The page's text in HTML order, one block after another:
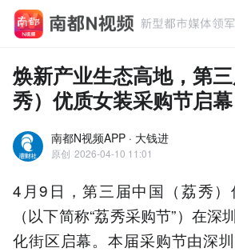
焕新产业生态高地，第
秀）优质女装采购节启幕
南都N视频APP · 大钱进
原创 2026-04-10 11:01
4月9日，第三届中国（荔秀
（以下简称“荔秀采购节”）在深
化街区启幕。本届采购节由深